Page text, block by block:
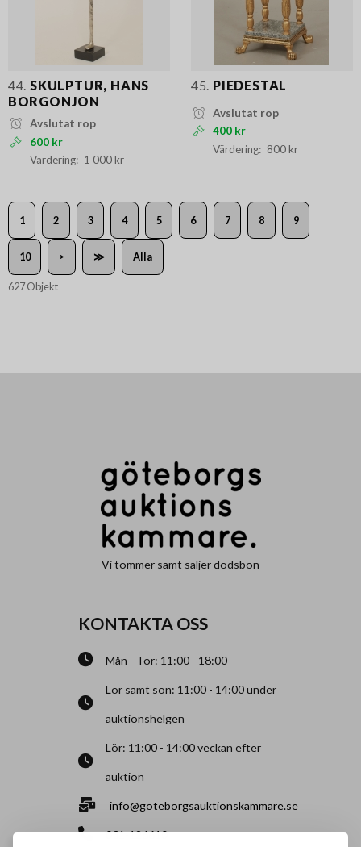
44. SKULPTUR, HANS
BORGONJON
Avslutat rop
600 kr
1 000 kr
45. PIEDESTAL
Avslutat rop
400 kr
800 kr
1 2 3 4 5 6 7 8 9
10 > ≫ Alla
627 Objekt
Vi tömmer samt säljer dödsbon
KONTAKTA OSS
Mån - Tor: 11:00 - 18:00
Lör samt sön: 11:00 - 14:00 under
auktionshelgen
Lör: 11:00 - 14:00 veckan efter
auktion
info@goteborgsauktionskammare.se
031-126610